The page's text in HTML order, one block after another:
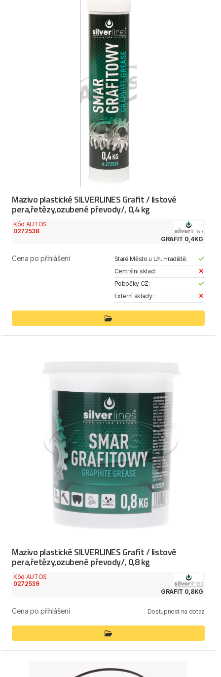
Mazivo plastické SILVERLINES Grafit / listové
pera,řetězy,ozubené převody/, 0,4 kg
Kód AUTOS
0272538
GRAFIT 0,4KG
Cena po přihlášení
Staré Město u Uh. Hradiště:
Centrální sklad:
Pobočky CZ:
Externí sklady:
Mazivo plastické SILVERLINES Grafit / listové
pera,řetězy,ozubené převody/, 0,8 kg
Kód AUTOS
0272539
GRAFIT 0,8KG
Cena po přihlášení Dostupnost na dotaz